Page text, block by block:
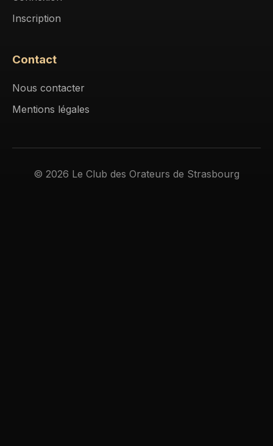
Inscription
Contact
Nous contacter
Mentions légales
© 2026 Le Club des Orateurs de Strasbourg